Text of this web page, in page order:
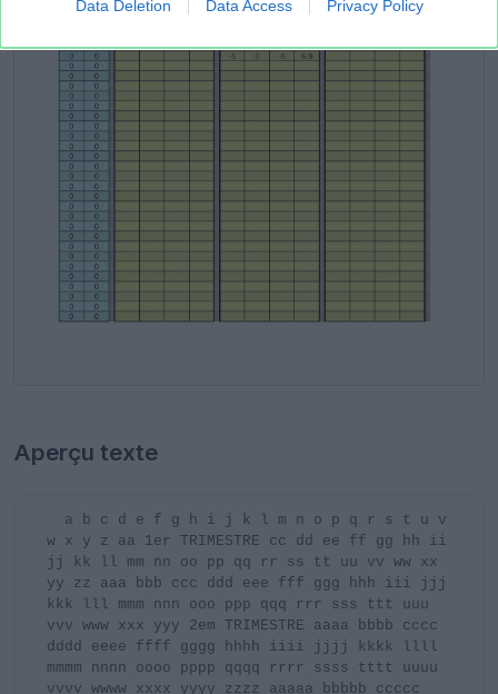
Data Deletion Data Access Privacy Policy
Aperçu texte